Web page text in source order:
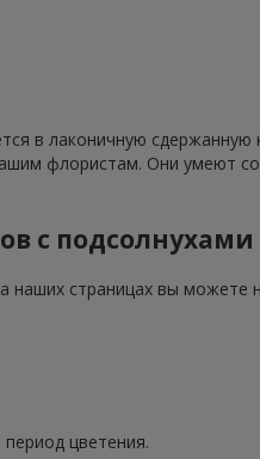
в лаконичную
флористам. Они умеют
с подсолнухами
наших страницах вы можете
цветения.